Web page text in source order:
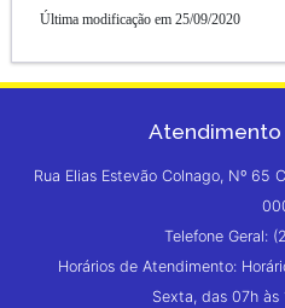
Última modificação em 25/09/2020
Atendimento
Rua Elias Estevão Colnago, Nº 65
Telefone Geral:
Horários de Atendimento:
Sexta, das 07h às